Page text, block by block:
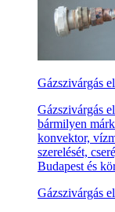
Gázszivárgás
Gázszivárgás
bármilyen
konvektor,
szerelését,
Budapest és
Gázszivárgás